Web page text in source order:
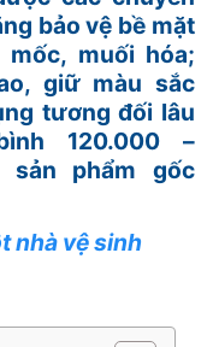
bảo vệ bề mặt
muối hóa;
giữ màu sắc
tương đối lâu
120.000 –
sản phẩm gốc
nhà vệ sinh